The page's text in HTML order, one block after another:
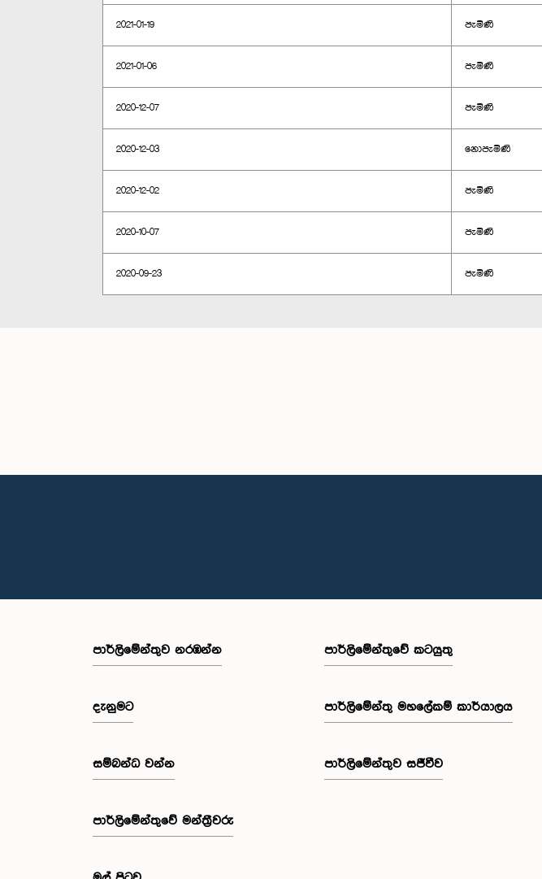
2021-01-19 පැමිණි
2021-01-06 පැමිණි
2020-12-07 පැමිණි
2020-12-03 නොපැමිණි
2020-12-02 පැමිණි
2020-10-07 පැමිණි
2020-09-23 පැමිණි
පාර්ලි‌මේන්තුව නරඹන්න
දැනුමට
සම්බන්ධ වන්න
පාර්ලි‌මේන්තුවේ මන්ත්‍රීවරු
පාර්ලිමේන්තුවේ කටයුතු
පාර්ලිමේන්තු මහලේකම් කාර්යාලය
පාර්ලිමේන්තුව සජීවීව